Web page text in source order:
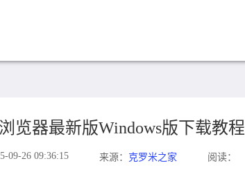
览器最新版Windows版下载教程
09-26 09:36:15 来源： 克罗米之家 阅读：